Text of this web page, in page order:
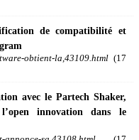
de compatibilité et
obtient-la,43109.html (17
avec le Partech Shaker,
innovation dans le